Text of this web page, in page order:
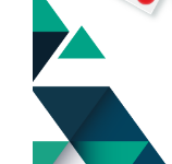
a
r
a
a